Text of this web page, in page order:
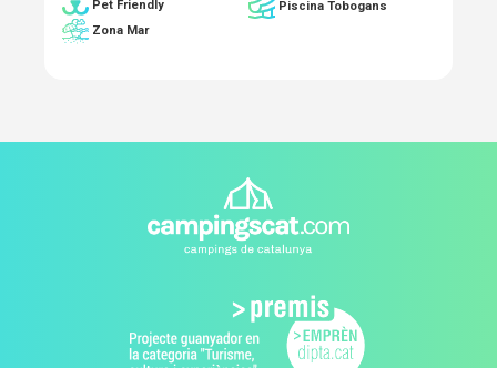
Pet Friendly
Piscina Tobogans
Zona Mar